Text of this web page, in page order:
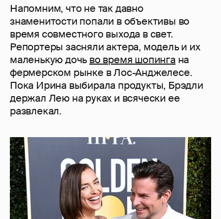
Напомним, что не так давно
знаменитости попали в объективы во
время совместного выхода в свет.
Репортеры засняли актера, модель и их
маленькую дочь во время шопинга на
фермерском рынке в Лос-Анджелесе.
Пока Ирина выбирала продукты, Брэдли
держал Лею на руках и всячески ее
развлекал.